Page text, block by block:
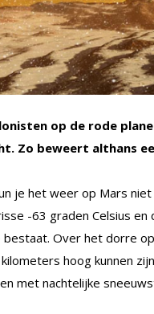
op de rode
Zo beweert althans
je het weer op Mars
-63 graden Celsius
Over het dorre
hoog kunnen
met nachtelijke